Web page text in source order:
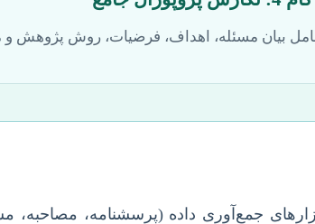
بیان مسئله، اهداف، فرضیات، روش پژوهش و
جمع‌آوری داده (پرسشنامه،